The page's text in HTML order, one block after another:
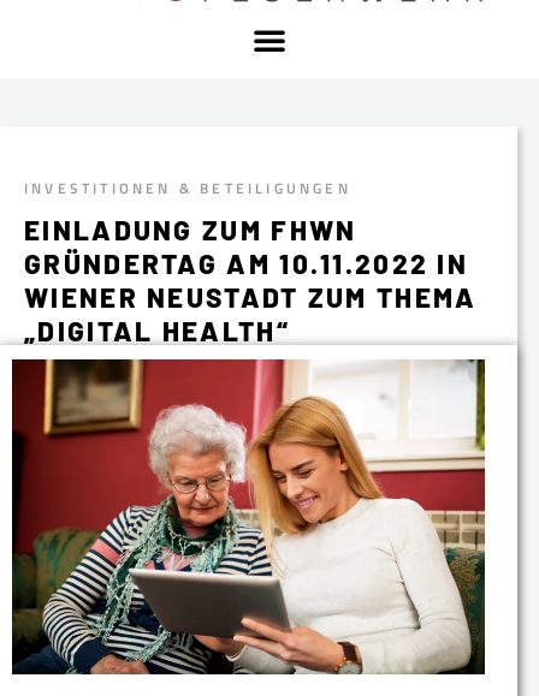
INVESTITIONEN & BETEILIGUNGEN
EINLADUNG ZUM FHWN
GRÜNDERTAG AM 10.11.2022 IN
WIENER NEUSTADT ZUM THEMA
„DIGITAL HEALTH“